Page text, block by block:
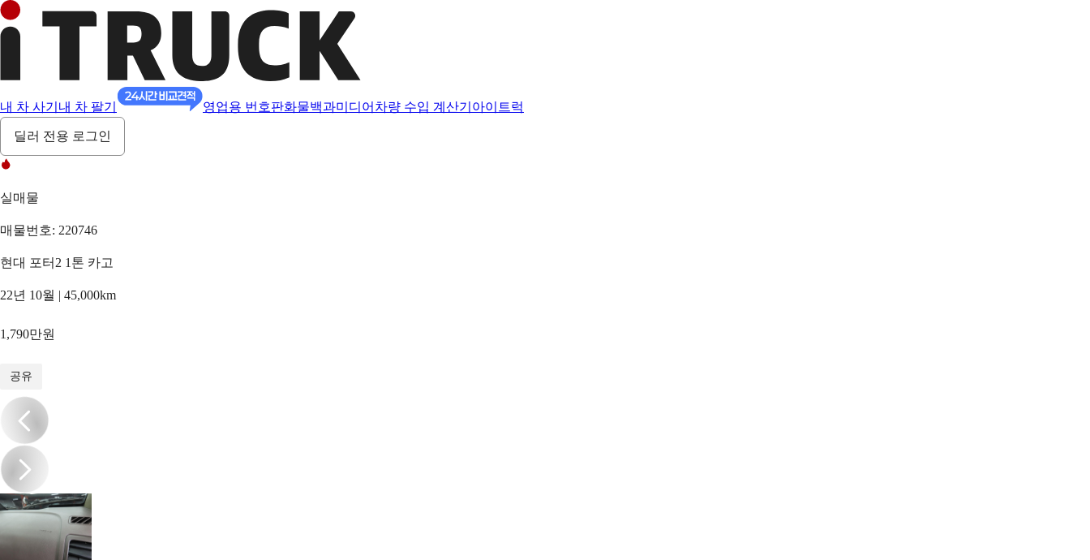
내 차 사기 내 차 팔기 영업용 번호판화물백과미디어 차량 수입 계산기 아이트럭
딜러 전용 로그인
실매물
매물번호: 220746
현대 포터2 1톤 카고
22년 10월 | 45,000km
1,790만원
공유
/20